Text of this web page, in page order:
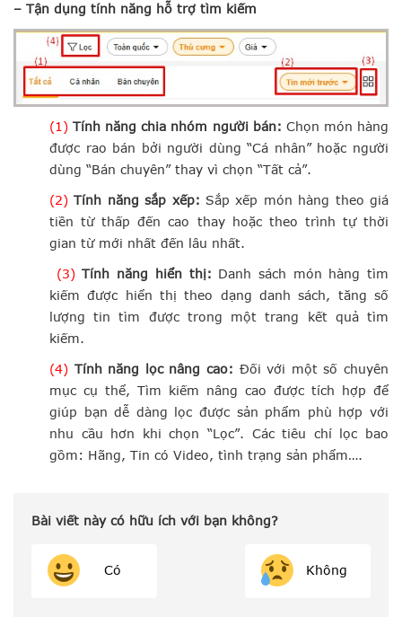
– Tận dụng tính năng hỗ trợ tìm kiếm
(1) Tính năng chia nhóm người bán: Chọn món hàng
được rao bán bởi người dùng “Cá nhân” hoặc người
dùng “Bán chuyên” thay vì chọn “Tất cả”.
(2) Tính năng sắp xếp: Sắp xếp món hàng theo giá
tiền từ thấp đến cao thay hoặc theo trình tự thời
gian từ mới nhất đến lâu nhất.
(3) Tính năng hiển thị: Danh sách món hàng tìm
kiếm được hiển thị theo dạng danh sách, tăng số
lượng tin tìm được trong một trang kết quả tìm
kiếm.
(4) Tính năng lọc nâng cao: Đối với một số chuyên
mục cụ thể, Tìm kiếm nâng cao được tích hợp để
giúp bạn dễ dàng lọc được sản phẩm phù hợp với
nhu cầu hơn khi chọn “Lọc”. Các tiêu chí lọc bao
gồm: Hãng, Tin có Video, tình trạng sản phẩm….
Bài viết này có hữu ích với bạn không?
Có Không